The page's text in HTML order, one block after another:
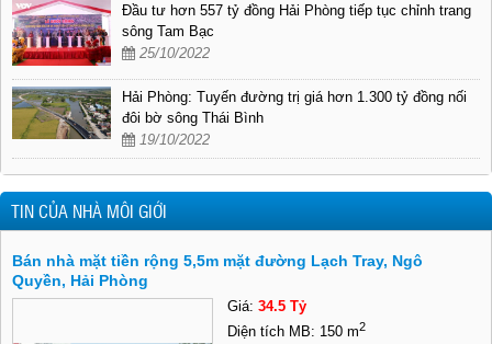
Đầu tư hơn 557 tỷ đồng Hải Phòng tiếp tục chỉnh trang
sông Tam Bạc
25/10/2022
Hải Phòng: Tuyến đường trị giá hơn 1.300 tỷ đồng nối
đôi bờ sông Thái Bình
19/10/2022
TIN CỦA NHÀ MÔI GIỚI
Bán nhà mặt tiền rộng 5,5m mặt đường Lạch Tray, Ngô
Quyền, Hải Phòng
Giá: 34.5 Tỷ
Diện tích MB: 150 m2